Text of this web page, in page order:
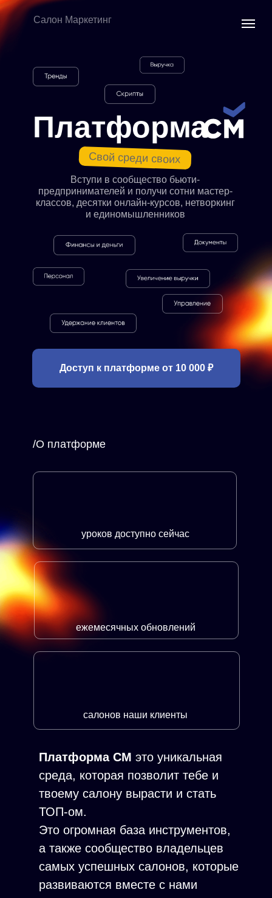
Вступи в сообщество бьюти-
предпринимателей и получи сотни мастер-
классов, десятки онлайн-курсов, нетворкинг
и единомышленников
Салон Маркетинг
Доступ к платформе от 10 000 ₽
Платформа
Свой среди своих
/О платформе
уроков доступно сейчас
Платформа СМ это уникальная
среда, которая позволит тебе и
твоему салону вырасти и стать
ТОП-ом.
Это огромная база инструментов,
а также сообщество владельцев
самых успешных салонов, которые
развиваются вместе с нами
салонов наши клиенты
ежемесячных обновлений